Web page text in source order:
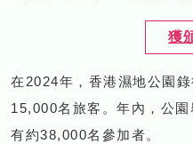
獲
在2024年，香港濕地公園
15,000名旅客。年內，公
有約38,000名參加者。